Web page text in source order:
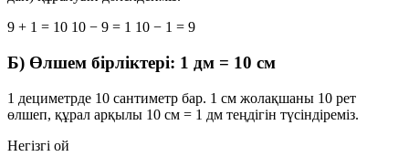
9 + 1 = 10 10 − 9 = 1 10 − 1 = 9
Б) Өлшем бірліктері: 1 дм = 10 см
1 дециметрде 10 сантиметр бар. 1 см жолақшаны 10 рет
өлшеп, құрал арқылы 10 см = 1 дм теңдігін түсіндіреміз.
Негізгі ой